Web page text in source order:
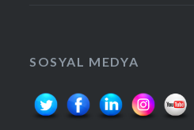
SOSYAL MEDYA